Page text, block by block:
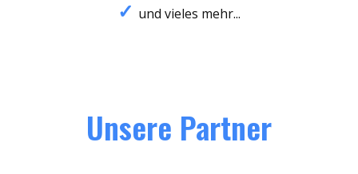
und vieles mehr...
Unsere Partner